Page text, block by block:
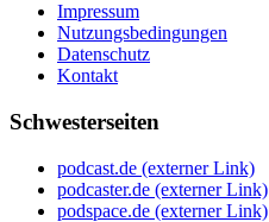
Impressum
Nutzungsbedingungen
Datenschutz
Kontakt
Schwesterseiten
podcast.de (externer Link)
podcaster.de (externer Link)
podspace.de (externer Link)